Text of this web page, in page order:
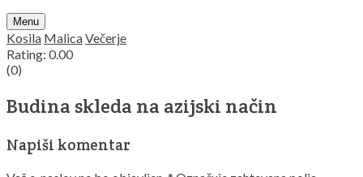
Search
Menu
Kosila MalicaVečerje
Rating: 0.00
(0)
Budina skleda na azijski način
Napiši komentar